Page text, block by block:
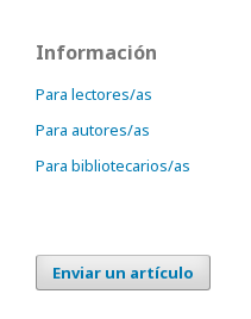
Información
Para lectores/as
Para autores/as
Para bibliotecarios/as
Enviar un artículo